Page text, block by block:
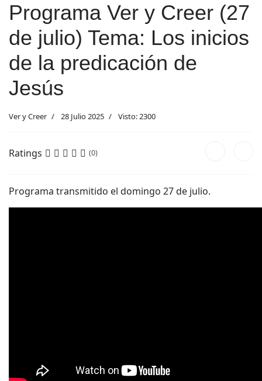
Programa Ver y Creer (27
de julio) Tema: Los inicios
de la predicación de
Jesús
Ver y Creer 28 Julio 2025 Visto: 2300
Ratings (0)
Programa transmitido el domingo 27 de julio.